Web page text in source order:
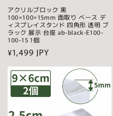
アクリルブロック 黒
100×100×15mm 面取り ベース デ
ィスプレイスタンド 四角形 透明 ブ
ラック 展示 台座 ab-black-E100-
100-15 1個
通
常
価
格
¥1,499 JPY